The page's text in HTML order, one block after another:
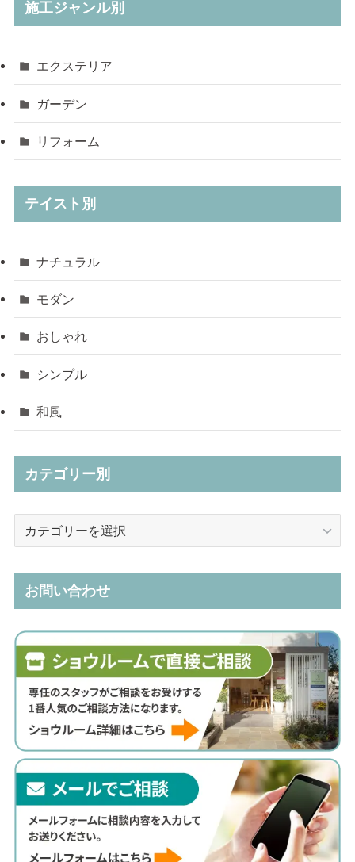
施工ジャンル別
エクステリア
ガーデン
リフォーム
テイスト別
ナチュラル
モダン
おしゃれ
シンプル
和風
カテゴリー別
お問い合わせ